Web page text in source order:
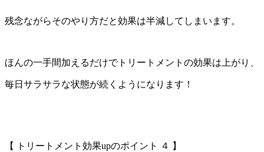
残念ながらそのやり方だと効果は半減してしまいます。
ほんの一手間加えるだけでトリートメントの効果は上がり、
毎日サラサラな状態が続くようになります！
【 トリートメント効果upのポイント ４ 】